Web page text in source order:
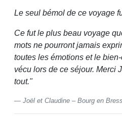
Le seul bémol de ce voyage
Ce fut le plus beau voyage
mots ne pourront jamais
toutes les émotions et le
vécu lors de ce séjour. Merci
tout."
Joël et Claudine – Bourg en